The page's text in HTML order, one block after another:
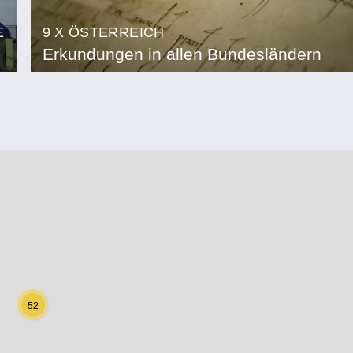
9 X ÖSTERREICH
Erkundungen in allen Bundesländern
52